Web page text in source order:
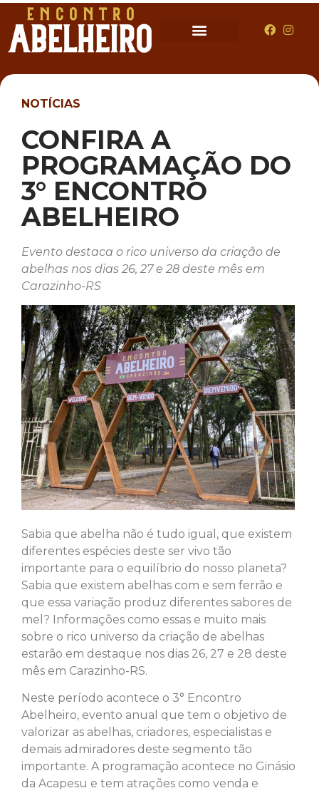
NOTÍCIAS
CONFIRA A
PROGRAMAÇÃO DO
3° ENCONTRO
ABELHEIRO
Evento destaca o rico universo da criação de
abelhas nos dias 26, 27 e 28 deste mês em
Carazinho-RS
Sabia que abelha não é tudo igual, que existem
diferentes espécies deste ser vivo tão
importante para o equilíbrio do nosso planeta?
Sabia que existem abelhas com e sem ferrão e
que essa variação produz diferentes sabores de
mel? Informações como essas e muito mais
sobre o rico universo da criação de abelhas
estarão em destaque nos dias 26, 27 e 28 deste
mês em Carazinho-RS.
Neste período acontece o 3° Encontro
Abelheiro, evento anual que tem o objetivo de
valorizar as abelhas, criadores, especialistas e
demais admiradores deste segmento tão
importante. A programação acontece no Ginásio
da Acapesu e tem atrações como venda e